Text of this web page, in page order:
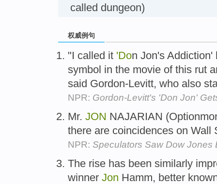
called dungeon)
权威例句
"I called it 'Don Jon's Addiction'
symbol in the movie of this rut
said Gordon-Levitt, who also
NPR: Gordon-Levitt's 'Don Jon'
Mr. JON NAJARIAN
there are coincidences on Wall
NPR: Speculators Saw Dow Jones
The rise has been similarly
winner Jon Hamm, better